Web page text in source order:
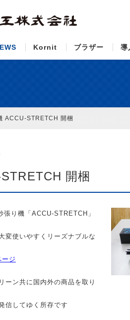
Kornit ブラザー 導
ACCU-STRETCH 開梱
開梱
り機「ACCU-STRETCH」
変使いやすくリーズナブルな
ージ
ーン共に国内外の商品を取り
信してゆく所存です